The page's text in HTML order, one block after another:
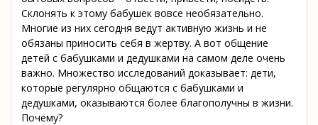
Склонять к этому бабушек вовсе необязательно.
Многие из них сегодня ведут активную жизнь и не
обязаны приносить себя в жертву. А вот общение
детей с бабушками и дедушками на самом деле очень
важно. Множество исследований доказывает: дети,
которые регулярно общаются с бабушками и
дедушками, оказываются более благополучны в жизни.
Почему?